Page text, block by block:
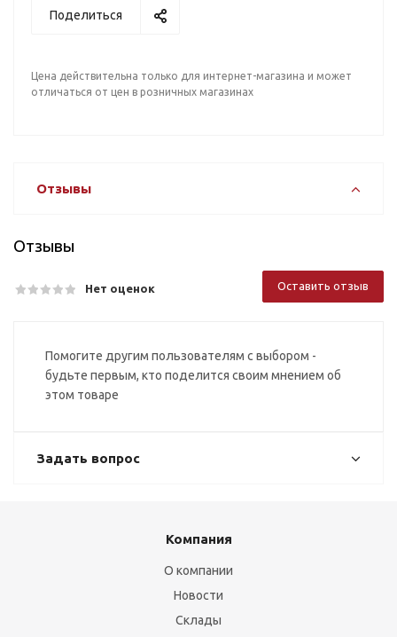
Поделиться
Цена действительна только для интернет-магазина и может
отличаться от цен в розничных магазинах
Отзывы
Отзывы
Нет оценок Оставить отзыв
Помогите другим пользователям с выбором -
будьте первым, кто поделится своим мнением об
этом товаре
Задать вопрос
Компания
О компании
Новости
Склады